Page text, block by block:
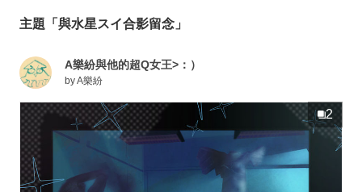
主題「與水星スイ合影留念」
A樂紛與他的超Q女王>：）
byA樂紛
2